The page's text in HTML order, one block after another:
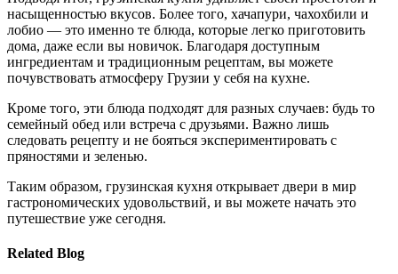
насыщенностью вкусов. Более того, хачапури, чахохбили и
лобио — это именно те блюда, которые легко приготовить
дома, даже если вы новичок. Благодаря доступным
ингредиентам и традиционным рецептам, вы можете
почувствовать атмосферу Грузии у себя на кухне.
Кроме того, эти блюда подходят для разных случаев: будь то
семейный обед или встреча с друзьями. Важно лишь
следовать рецепту и не бояться экспериментировать с
пряностями и зеленью.
Таким образом, грузинская кухня открывает двери в мир
гастрономических удовольствий, и вы можете начать это
путешествие уже сегодня.
Related Blog